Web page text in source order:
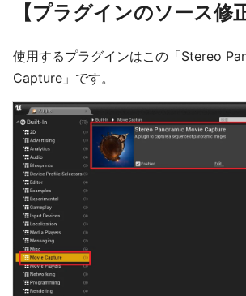
【プラグインのソース修
使用するプラグインはこの「Stereo
Capture」です。